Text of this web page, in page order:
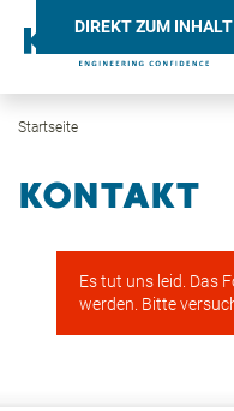
DIREKT ZUM INHALT
Startseite
KONTAKT